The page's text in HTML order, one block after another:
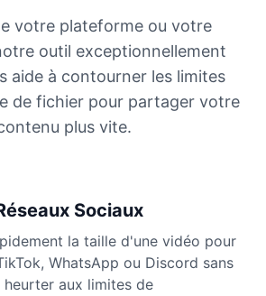
votre plateforme ou votre
outil exceptionnellement
aide à contourner les limites
de fichier pour partager votre
plus vite.
Sociaux
la taille d'une vidéo pour
WhatsApp ou Discord sans
heurter aux limites de